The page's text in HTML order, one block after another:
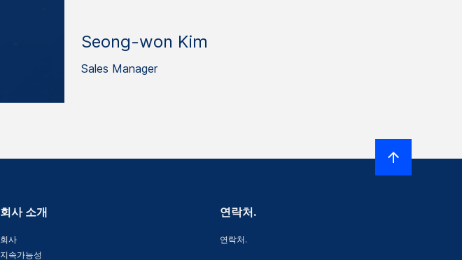
Seong-won Kim
Sales Manager
회사 소개
회사
지속가능성
연락처.
연락처.